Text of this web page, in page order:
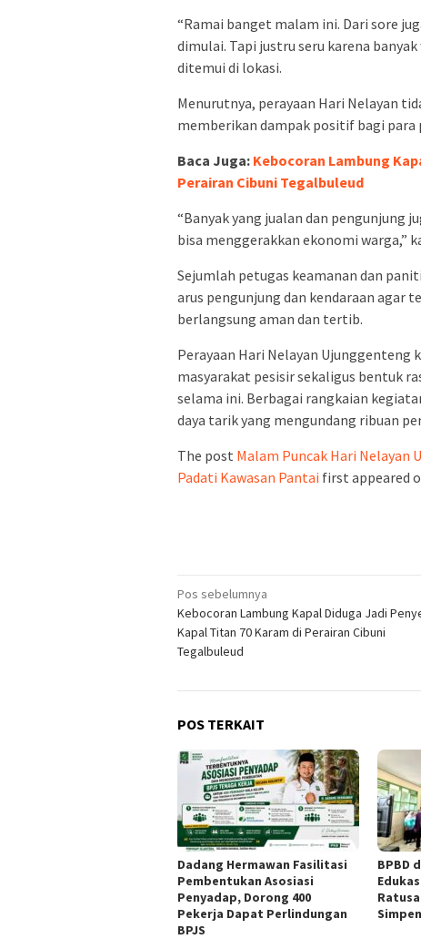
“Ramai banget malam ini. Dari sore
dimulai. Tapi justru seru karena
ditemui di lokasi.
Menurutnya, perayaan Hari Nelayan
memberikan dampak positif bagi para
Baca Juga: Kebocoran Lambung
Perairan Cibuni Tegalbuleud
“Banyak yang jualan dan pengunjung
bisa menggerakkan ekonomi warga,”
Sejumlah petugas keamanan dan
arus pengunjung dan kendaraan agar
berlangsung aman dan tertib.
Perayaan Hari Nelayan
masyarakat pesisir sekaligus bentuk
selama ini. Berbagai rangkaian
daya tarik yang mengundang ribuan
The post Malam Puncak Hari Nelayan
Padati Kawasan Pantai first appeared
Navigasi
pos
Pos sebelumnya
Kebocoran Lambung Kapal Diduga Jadi
Kapal Titan 70 Karam di Perairan Cibuni
Tegalbuleud
POS TERKAIT
Dadang Hermawan Fasilitasi
Pembentukan Asosiasi
Penyadap, Dorong 400
Pekerja Dapat Perlindungan
BPJS
BPBD